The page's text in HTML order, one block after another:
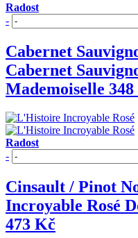
Radost
-
Cabernet
Cabernet
Mademoiselle
Radost
-
Cinsault / Pinot
Incroyable Rosé
473 Kč